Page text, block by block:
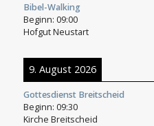
Bibel-Walking
Beginn: 09:00
Hofgut Neustart
9. August 2026
Gottesdienst Breitscheid
Beginn: 09:30
Kirche Breitscheid